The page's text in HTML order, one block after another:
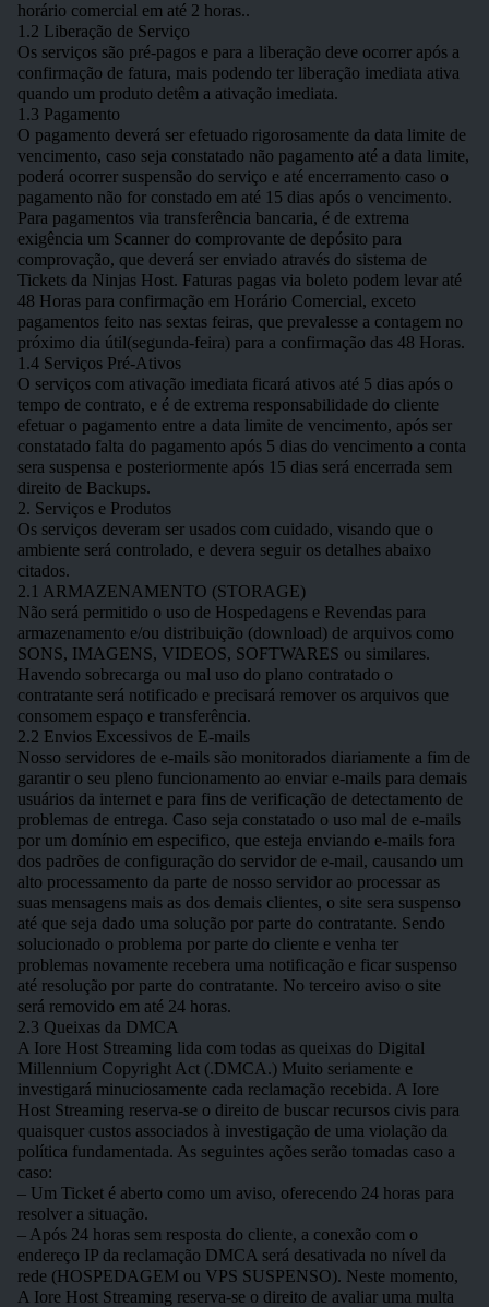
horário comercial em até 2 horas..
1.2 Liberação de Serviço
Os serviços são pré-pagos e para a liberação deve ocorrer após a
confirmação de fatura, mais podendo ter liberação imediata ativa
quando um produto detêm a ativação imediata.
1.3 Pagamento
O pagamento deverá ser efetuado rigorosamente da data limite de
vencimento, caso seja constatado não pagamento até a data limite,
poderá ocorrer suspensão do serviço e até encerramento caso o
pagamento não for constado em até 15 dias após o vencimento.
Para pagamentos via transferência bancaria, é de extrema
exigência um Scanner do comprovante de depósito para
comprovação, que deverá ser enviado através do sistema de
Tickets da Ninjas Host. Faturas pagas via boleto podem levar até
48 Horas para confirmação em Horário Comercial, exceto
pagamentos feito nas sextas feiras, que prevalesse a contagem no
próximo dia útil(segunda-feira) para a confirmação das 48 Horas.
1.4 Serviços Pré-Ativos
O serviços com ativação imediata ficará ativos até 5 dias após o
tempo de contrato, e é de extrema responsabilidade do cliente
efetuar o pagamento entre a data limite de vencimento, após ser
constatado falta do pagamento após 5 dias do vencimento a conta
sera suspensa e posteriormente após 15 dias será encerrada sem
direito de Backups.
2. Serviços e Produtos
Os serviços deveram ser usados com cuidado, visando que o
ambiente será controlado, e devera seguir os detalhes abaixo
citados.
2.1 ARMAZENAMENTO (STORAGE)
Não será permitido o uso de Hospedagens e Revendas para
armazenamento e/ou distribuição (download) de arquivos como
SONS, IMAGENS, VIDEOS, SOFTWARES ou similares.
Havendo sobrecarga ou mal uso do plano contratado o
contratante será notificado e precisará remover os arquivos que
consomem espaço e transferência.
2.2 Envios Excessivos de E-mails
Nosso servidores de e-mails são monitorados diariamente a fim de
garantir o seu pleno funcionamento ao enviar e-mails para demais
usuários da internet e para fins de verificação de detectamento de
problemas de entrega. Caso seja constatado o uso mal de e-mails
por um domínio em especifico, que esteja enviando e-mails fora
dos padrões de configuração do servidor de e-mail, causando um
alto processamento da parte de nosso servidor ao processar as
suas mensagens mais as dos demais clientes, o site sera suspenso
até que seja dado uma solução por parte do contratante. Sendo
solucionado o problema por parte do cliente e venha ter
problemas novamente recebera uma notificação e ficar suspenso
até resolução por parte do contratante. No terceiro aviso o site
será removido em até 24 horas.
2.3 Queixas da DMCA
A Iore Host Streaming lida com todas as queixas do Digital
Millennium Copyright Act (.DMCA.) Muito seriamente e
investigará minuciosamente cada reclamação recebida. A Iore
Host Streaming reserva-se o direito de buscar recursos civis para
quaisquer custos associados à investigação de uma violação da
política fundamentada. As seguintes ações serão tomadas caso a
caso:
– Um Ticket é aberto como um aviso, oferecendo 24 horas para
resolver a situação.
– Após 24 horas sem resposta do cliente, a conexão com o
endereço IP da reclamação DMCA será desativada no nível da
rede (HOSPEDAGEM ou VPS SUSPENSO). Neste momento,
A Iore Host Streaming reserva-se o direito de avaliar uma multa